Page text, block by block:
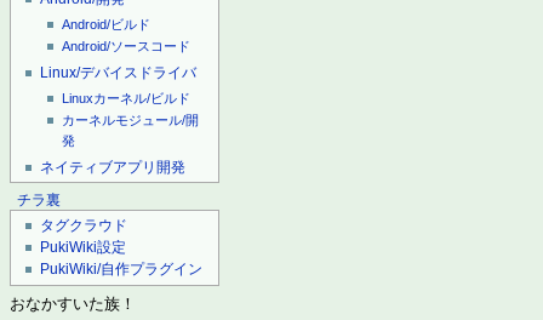
Android/ビルド
Android/ソースコード
Linux/デバイスドライバ
Linuxカーネル/ビルド
カーネルモジュール/開
発
ネイティブアプリ開発
チラ裏
タグクラウド
PukiWiki設定
PukiWiki/自作プラグイン
おなかすいた族！